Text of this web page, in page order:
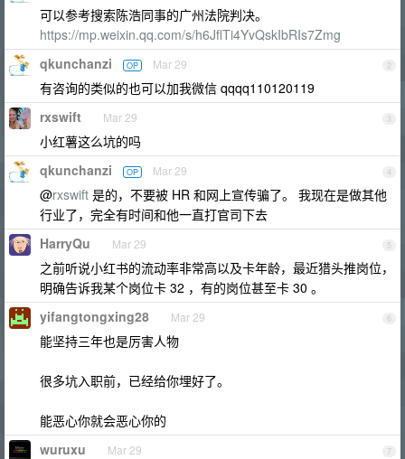
可以参考搜索陈浩同事的广州法院判决。
https://mp.weixin.qq.com/s/h6JflTi4YvQskIbRIs7Zmg
2
qkunchanzi OP Mar 29
有咨询的类似的也可以加我微信 qqqq110120119
3
rxswift Mar 29
小红薯这么坑的吗
4
qkunchanzi OP Mar 29
@rxswift 是的，不要被 HR 和网上宣传骗了。 我现在是做其他
行业了，完全有时间和他一直打官司下去
5
HarryQu Mar 29
之前听说小红书的流动率非常高以及卡年龄，最近猎头推岗位，
明确告诉我某个岗位卡 32 ，有的岗位甚至卡 30 。
6
yifangtongxing28 Mar 29
能坚持三年也是厉害人物
很多坑入职前，已经给你埋好了。
能恶心你就会恶心你的
7
wuruxu Mar 29